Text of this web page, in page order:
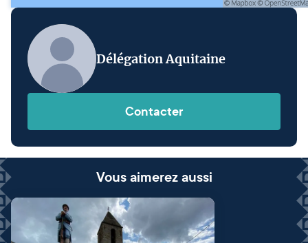
Délégation Aquitaine
Contacter
Vous aimerez aussi